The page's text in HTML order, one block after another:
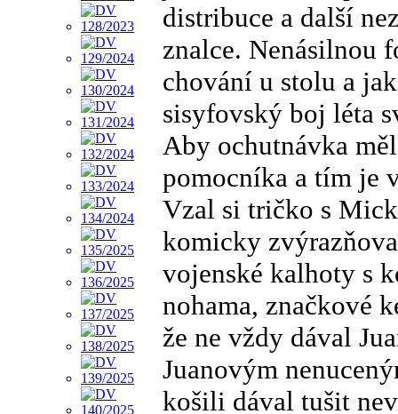
distribuce a další
znalce. Nenásilnou
chování u stolu a
sisyfovský boj léta
Aby ochutnávka
pomocníka a tím je
Vzal si tričko s
komicky
vojenské kalhoty s
nohama, značkové
že ne vždy dával
Juanovým
košili dával tušit